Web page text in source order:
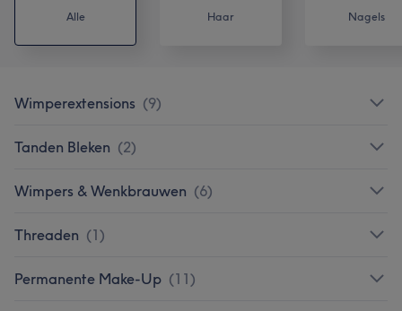
Alle Haar Nagels
Wimperextensions (9)
Tanden Bleken (2)
Wimpers & Wenkbrauwen (6)
Threaden (1)
Permanente Make-Up (11)